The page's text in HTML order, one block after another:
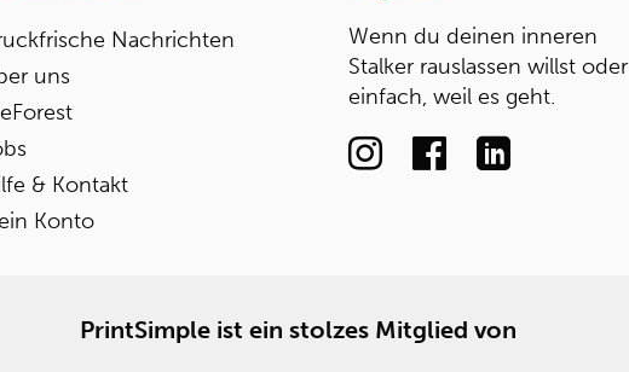
Nachrichten
uns
& Kontakt
Konto
Wenn du deinen inneren
Stalker rauslassen willst oder
einfach, weil es geht.
PrintSimple ist ein stolzes Mitglied von